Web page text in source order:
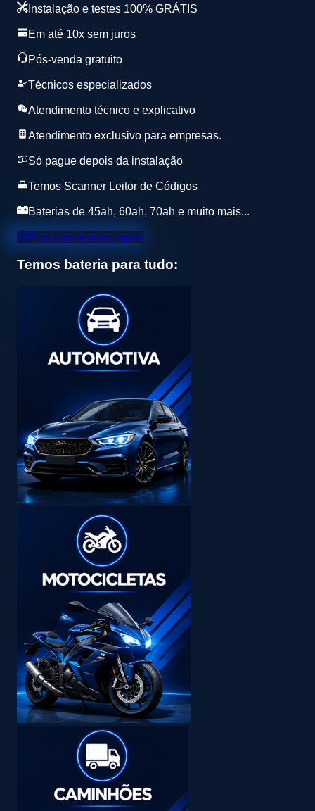
Instalação e testes 100% GRÁTIS
Em até 10x sem juros
Pós-venda gratuito
Técnicos especializados
Atendimento técnico e explicativo
Atendimento exclusivo para empresas.
Só pague depois da instalação
Temos Scanner Leitor de Códigos
Baterias de 45ah, 60ah, 70ah e muito mais...
Peça sua bateria agora
Temos bateria para tudo: